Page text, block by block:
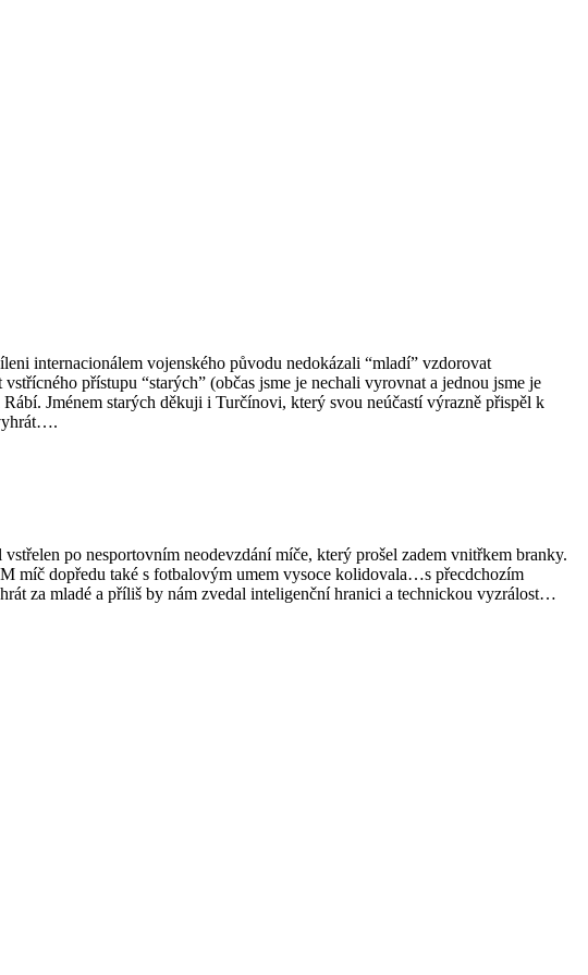
internacionálem vojenského původu nedokázali “mladí” vzdorovat
přístupu “starých” (občas jsme je nechali vyrovnat a jednou jsme je
Jménem starých děkuji i Turčínovi, který svou neúčastí výrazně přispěl k
po nesportovním neodevzdání míče, který prošel zadem vnitřkem branky.
míč dopředu také s fotbalovým umem vysoce kolidovala…s přecdchozím
za mladé a příliš by nám zvedal inteligenční hranici a technickou vyzrálost…